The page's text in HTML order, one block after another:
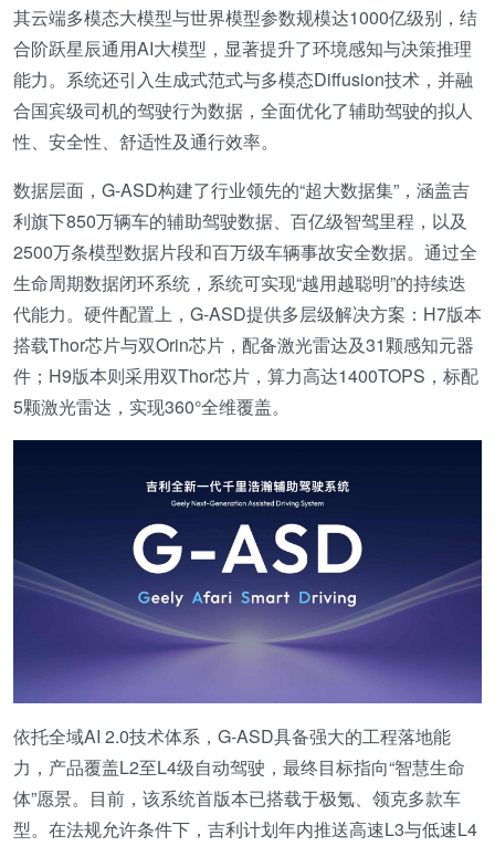
其云端多模态大模型与世界模型参数规模达1000亿级别，结
合阶跃星辰通用AI大模型，显著提升了环境感知与决策推理
能力。系统还引入生成式范式与多模态Diffusion技术，并融
合国宾级司机的驾驶行为数据，全面优化了辅助驾驶的拟人
性、安全性、舒适性及通行效率。
数据层面，G-ASD构建了行业领先的“超大数据集”，涵盖吉
利旗下850万辆车的辅助驾驶数据、百亿级智驾里程，以及
2500万条模型数据片段和百万级车辆事故安全数据。通过全
生命周期数据闭环系统，系统可实现“越用越聪明”的持续迭
代能力。硬件配置上，G-ASD提供多层级解决方案：H7版本
搭载Thor芯片与双Orin芯片，配备激光雷达及31颗感知元器
件；H9版本则采用双Thor芯片，算力高达1400TOPS，标配
5颗激光雷达，实现360°全维覆盖。
依托全域AI 2.0技术体系，G-ASD具备强大的工程落地能
力，产品覆盖L2至L4级自动驾驶，最终目标指向“智慧生命
体”愿景。目前，该系统首版本已搭载于极氪、领克多款车
型。在法规允许条件下，吉利计划年内推送高速L3与低速L4